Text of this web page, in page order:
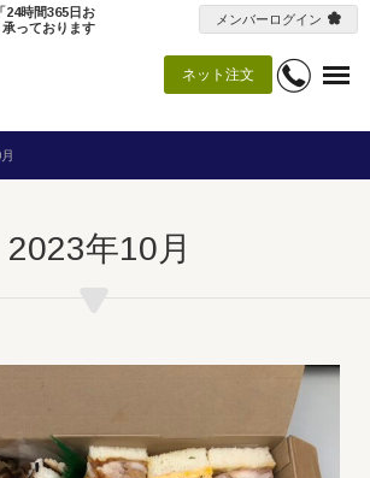
ネット注文
24時間365日お
っております
メンバーログイン
2023年10月